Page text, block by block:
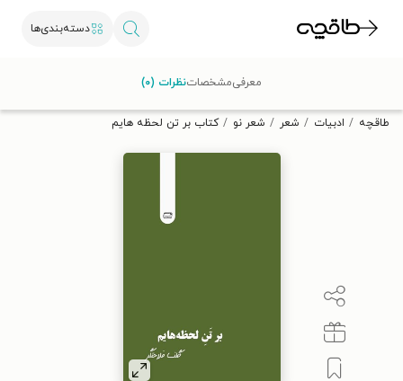
دسته‌بندی‌ها
تخفیف از طاقچه دریافت کن.
طاقچه ادبیات شعر شعر نو کتاب بر تن لحظه هایم
معرفیمشخصاتنظرات (۰)